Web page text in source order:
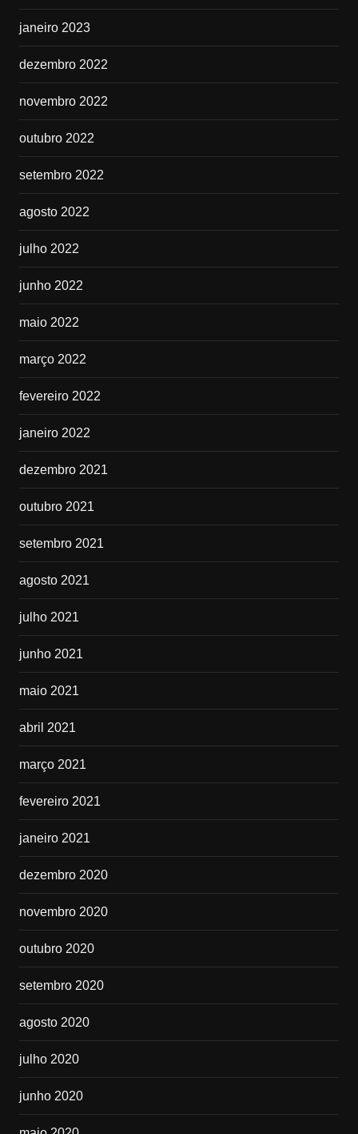
janeiro 2023
dezembro 2022
novembro 2022
outubro 2022
setembro 2022
agosto 2022
julho 2022
junho 2022
maio 2022
março 2022
fevereiro 2022
janeiro 2022
dezembro 2021
outubro 2021
setembro 2021
agosto 2021
julho 2021
junho 2021
maio 2021
abril 2021
março 2021
fevereiro 2021
janeiro 2021
dezembro 2020
novembro 2020
outubro 2020
setembro 2020
agosto 2020
julho 2020
junho 2020